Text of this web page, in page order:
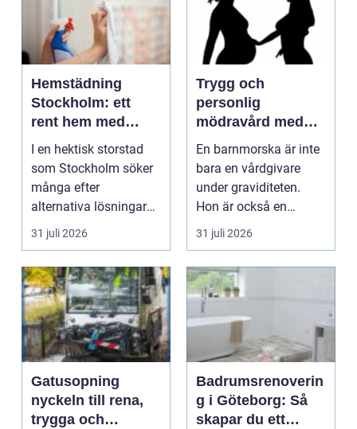
Hemstädning
Stockholm: ett
rent hem med
perfekt glans
I en hektisk storstad
som Stockholm söker
många efter
alternativa lösningar
för...
31 juli 2026
Trygg och
personlig
mödravård med
barnmorska i
malmö
En barnmorska är inte
bara en vårdgivare
under graviditeten.
Hon är också en
följeslagare genom
fler...
31 juli 2026
Gatusopning
nyckeln till rena,
trygga och
Badrumsrenoverin
g i Göteborg: Så
skapar du ett